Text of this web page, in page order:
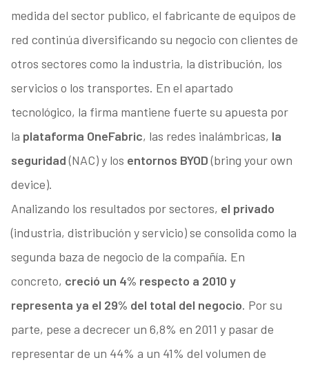
medida del sector publico, el fabricante de equipos de
red continúa diversificando su negocio con clientes de
otros sectores como la industria, la distribución, los
servicios o los transportes. En el apartado
tecnológico, la firma mantiene fuerte su apuesta por
la plataforma OneFabric, las redes inalámbricas, la
seguridad(NAC) y los entornos BYOD(bring your own
device).
Analizando los resultados por sectores, el privado
(industria, distribución y servicio) se consolida como la
segunda baza de negocio de la compañía. En
concreto, creció un 4% respecto a 2010 y
representa ya el 29% del total del negocio. Por su
parte, pese a decrecer un 6,8% en 2011 y pasar de
representar de un 44% a un 41% del volumen de